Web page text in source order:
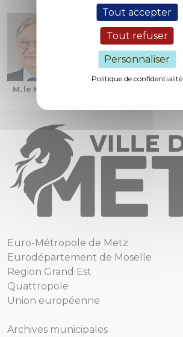
Tout accepter
Tout refuser
Personnaliser
Politique de confidentialité
M. le Maire
Euro-Métropole de Metz
Eurodépartement de Moselle
Region Grand Est
Quattropole
Union européenne
Archives municipales